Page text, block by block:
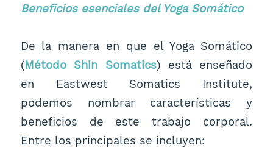
Beneficios esenciales del Yoga Somático
De la manera en que el Yoga Somático
(Método Shin Somatics) está enseñado
en Eastwest Somatics Institute,
podemos nombrar características y
beneficios de este trabajo corporal.
Entre los principales se incluyen: